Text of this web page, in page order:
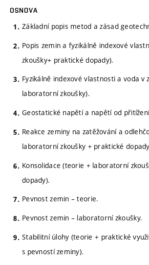
OSNOVA
Základní popis metod a zásad
Popis zemin a fyzikálně indexové
zkoušky+ praktické dopady).
Fyzikálně indexové vlastnosti a voda v
laboratorní zkoušky).
Geostatické napětí a napětí od
Reakce zeminy na zatěžování a
laboratorní zkoušky + praktické
Konsolidace (teorie + laboratorní
dopady).
Pevnost zemin – teorie.
Pevnost zemin – laboratorní zkoušky.
Stabilitní úlohy (teorie + praktické
s pevností zeminy).